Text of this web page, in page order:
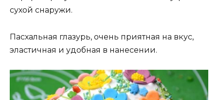
сухой снаружи.
Пасхальная глазурь, очень приятная на вкус,
эластичная и удобная в нанесении.